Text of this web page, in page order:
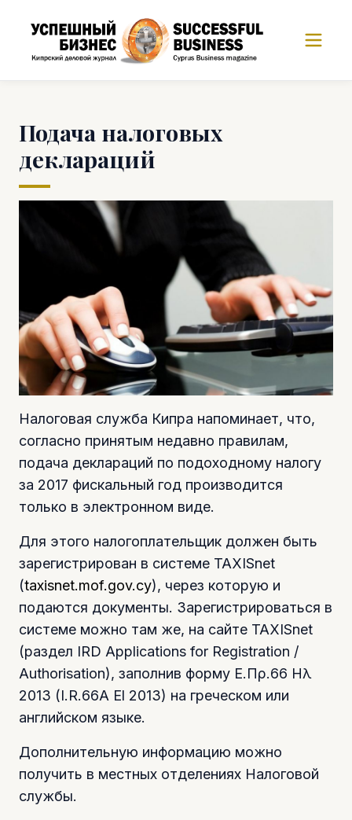
Подача налоговых
деклараций
Налоговая служба Кипра напоминает, что,
согласно принятым недавно правилам,
подача деклараций по подоходному налогу
за 2017 фискальный год производится
только в электронном виде.
Для этого налогоплательщик должен быть
зарегистрирован в системе TAXISnet
(taxisnet.mof.gov.cy), через которую и
подаются документы. Зарегистрироваться в
системе можно там же, на сайте TAXISnet
(раздел IRD Applications for Registration /
Authorisation), заполнив форму Ε.Πρ.66 Ηλ
2013 (I.R.66A El 2013) на греческом или
английском языке.
Дополнительную информацию можно
получить в местных отделениях Налоговой
службы.